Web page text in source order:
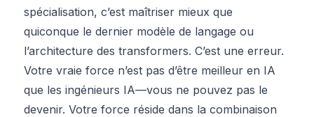
spécialisation, c’est maîtriser mieux que
quiconque le dernier modèle de langage ou
l’architecture des transformers. C’est une erreur.
Votre vraie force n’est pas d’être meilleur en IA
que les ingénieurs IA—vous ne pouvez pas le
devenir. Votre force réside dans la combinaison